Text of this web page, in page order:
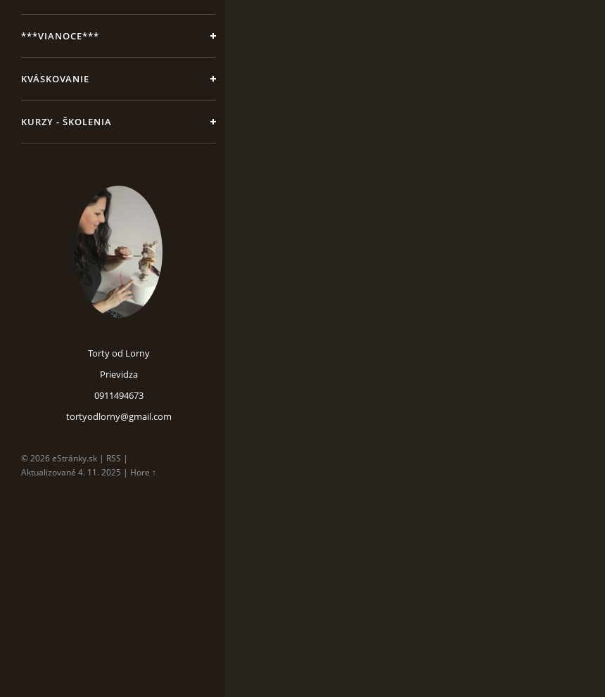
***VIANOCE***
KVÁSKOVANIE
KURZY - ŠKOLENIA
Torty od Lorny
Prievidza
0911494673
tortyodlorny@gmail.com
© 2026 eStránky.sk | RSS |
Aktualizované 4. 11. 2025 | Hore ↑